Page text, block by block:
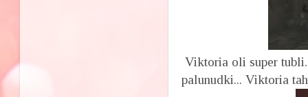
Viktoria oli super
palunudki... Viktoria